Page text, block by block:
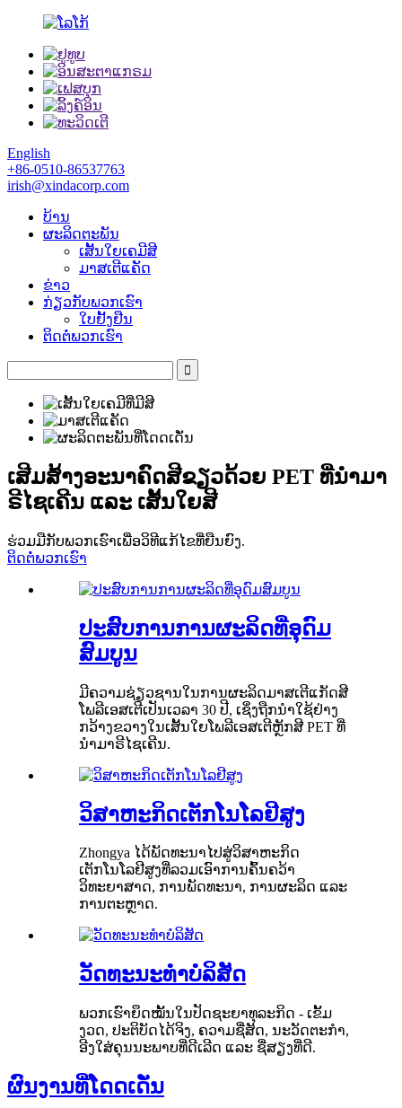
English
+86-0510-86537763
irish@xindacorp.com
ບ້ານ
ຜະລິດຕະພັນ
ເສັ້ນໃຍເຄມີສີ
ມາສເຕີແຄັດ
ຂ່າວ
ກ່ຽວກັບພວກເຮົາ
ໃບຢັ້ງຢືນ
ຕິດຕໍ່ພວກເຮົາ
ເສີມສ້າງອະນາຄົດສີຂຽວດ້ວຍ PET ທີ່ນຳມາ
ຣີໄຊເຄີນ ແລະ ເສັ້ນໃຍສີ
ຮ່ວມມືກັບພວກເຮົາເພື່ອວິທີແກ້ໄຂທີ່ຍືນຍົງ.
ຕິດຕໍ່ພວກເຮົາ
ປະສົບການການຜະລິດທີ່ອຸດົມ
ສົມບູນ
ມີຄວາມຊ່ຽວຊານໃນການຜະລິດມາສເຕີແກັດສີ
ໂພລີເອສເຕີເປັນເວລາ 30 ປີ, ເຊິ່ງຖືກນຳໃຊ້ຢ່າງ
ກວ້າງຂວາງໃນເສັ້ນໃຍໂພລີເອສເຕີຫຼັກສີ PET ທີ່
ນຳມາຣີໄຊເຄີນ.
ວິສາຫະກິດເຕັກໂນໂລຢີສູງ
Zhongya ໄດ້ພັດທະນາໄປສູ່ວິສາຫະກິດ
ເຕັກໂນໂລຢີສູງທີ່ລວມເອົາການຄົ້ນຄວ້າ
ວິທະຍາສາດ, ການພັດທະນາ, ການຜະລິດ ແລະ
ການຕະຫຼາດ.
ວັດທະນະທໍາບໍລິສັດ
ພວກເຮົາຍຶດໝັ້ນໃນປັດຊະຍາທຸລະກິດ - ເຂັ້ມ
ງວດ, ປະຕິບັດໄດ້ຈິງ, ຄວາມຊື່ສັດ, ນະວັດຕະກໍາ,
ອີງໃສ່ຄຸນນະພາບທີ່ດີເລີດ ແລະ ຊື່ສຽງທີ່ດີ.
ຜົນງານທີ່ໂດດເດັ່ນ